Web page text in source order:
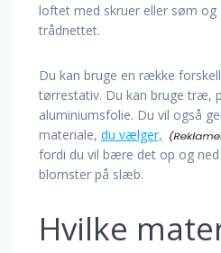
loftet med skruer eller søm
trådnettet.
Du kan bruge en række
tørrestativ. Du kan bruge træ,
aluminiumsfolie. Du vil også
materiale, du vælger,
fordi du vil bære det op og
blomster på slæb.
Hvilke